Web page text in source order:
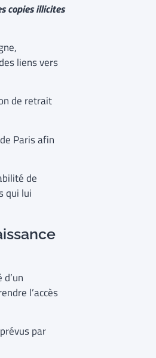
copies illicites
liens vers
de retrait
Paris afin
de
qui lui
l’accès
par